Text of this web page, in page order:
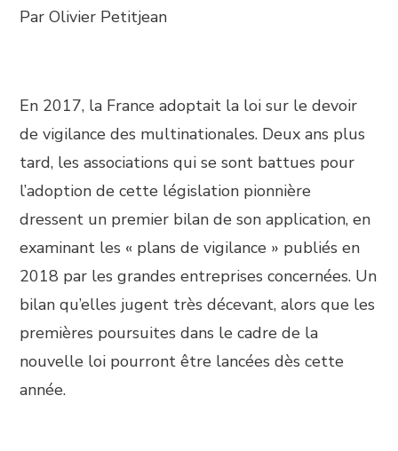
Par Olivier Petitjean
En 2017, la France adoptait la loi sur le devoir
de vigilance des multinationales. Deux ans plus
tard, les associations qui se sont battues pour
l’adoption de cette législation pionnière
dressent un premier bilan de son application, en
examinant les « plans de vigilance » publiés en
2018 par les grandes entreprises concernées. Un
bilan qu’elles jugent très décevant, alors que les
premières poursuites dans le cadre de la
nouvelle loi pourront être lancées dès cette
année.